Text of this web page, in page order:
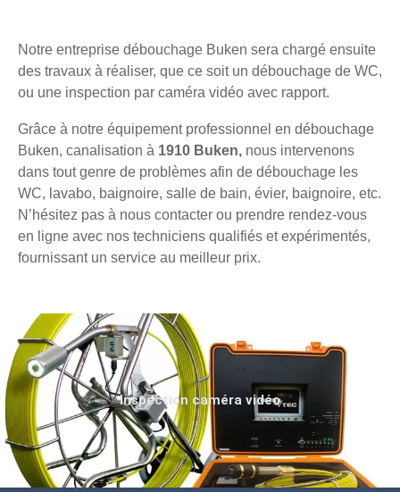
Notre entreprise débouchage Buken sera chargé ensuite
des travaux à réaliser, que ce soit un débouchage de WC,
ou une inspection par caméra vidéo avec rapport.
Grâce à notre équipement professionnel en débouchage
Buken, canalisation à 1910 Buken, nous intervenons
dans tout genre de problèmes afin de débouchage les
WC, lavabo, baignoire, salle de bain, évier, baignoire, etc.
N’hésitez pas à nous contacter ou prendre rendez-vous
en ligne avec nos techniciens qualifiés et expérimentés,
fournissant un service au meilleur prix.
Inspection caméra vidéo